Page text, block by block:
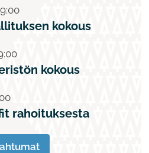
kokous
kokous
rahoituksesta